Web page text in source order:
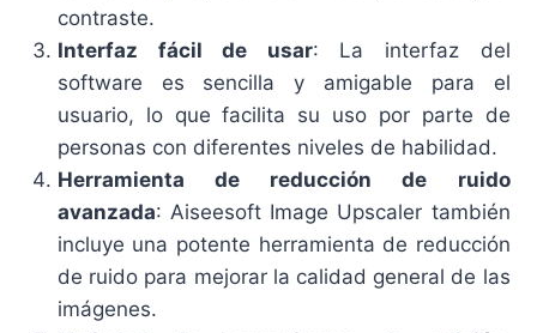
contraste.
Interfaz fácil de usar: La interfaz del
software es sencilla y amigable para el
usuario, lo que facilita su uso por parte de
personas con diferentes niveles de habilidad.
Herramienta de reducción de ruido
avanzada: Aiseesoft Image Upscaler también
incluye una potente herramienta de reducción
de ruido para mejorar la calidad general de las
imágenes.